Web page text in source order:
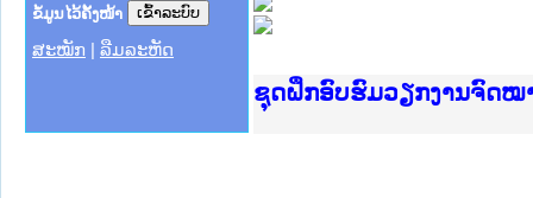
ຂໍ້ມູນໄວ້ຄັ້ງໜ້າ
ສະໝັກ ລືມລະຫັດ
Ministry of Justice Lao
ເຜີຍແຜ່ວັບໄຊຈົດໝາຍເຫດ
ກະຊວງຍຸຕິທຳ
ຊຸດຝຶກອົບຮົມວຽກງານຈົດໝ
ກອງປະຊຸມທົບທວນຄືນການ
ຝຶກອົບຮົມ ຜູ່ປະສານງານວຽ
ຝຶກອົບຮົມ ຜູ່ປະສານງານວຽ
ເຜີຍແຜ່ແອັບກົດໝາຍລາວ
ເຜີຍແຜ່ແອັບກົດໝາຍລາວ ແ
ຍົກລະດັບວຽກງານຈົດໝາຍ
ຊຸດຝຶກອົບຮົມວຽກງານຈົດໝ